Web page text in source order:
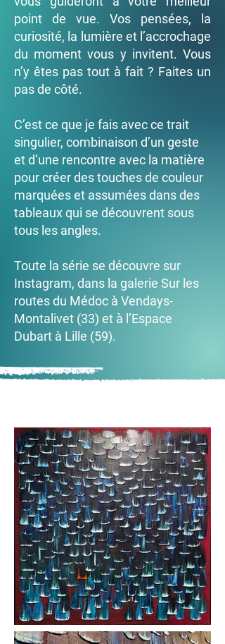
point de vue. Vos pensées, la
curiosité, la lumière et l’accrochage
du moment vous y invitent. Vous
n’y êtes pas tout à fait ? Faites un
pas de côté.
C’est ce que je fais avec ce trait
singulier, combinaison d’un geste
et d’une rencontre avec la matière
pour créer des touches de couleur
marquées et assumées dans des
tableaux qui se découvrent sous
tous les angles.
Toute la série se découvre sur
Instagram, dans la galerie Sur les
routes du Médoc à Vendays-
Montalivet (33) et à l’Espace
Dubart à Lille (59).